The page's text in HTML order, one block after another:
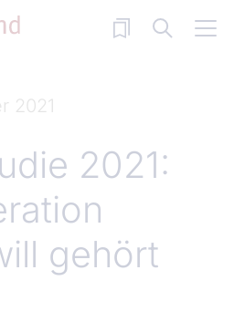
2021
2021:
gehört